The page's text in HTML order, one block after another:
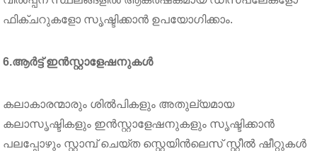
ഫിക്ചറുകളോ സൃഷ്ടിക്കാൻ ഉപയോഗിക്കാം.
6.ആർട്ട് ഇൻസ്റ്റാളേഷനുകൾ
കലാകാരന്മാരും ശിൽപികളും അതുല്യമായ
കലാസൃഷ്ടികളും ഇൻസ്റ്റാളേഷനുകളും സൃഷ്ടിക്കാൻ
പലപ്പോഴും സ്റ്റാമ്പ് ചെയ്ത സ്റ്റെയിൻലെസ് സ്റ്റീൽ ഷീറ്റുകൾ